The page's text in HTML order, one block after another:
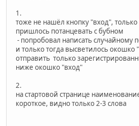
1.
тоже не нашёл кнопку "вход", только
пришлось потанцевать с бубном
- попробовал написать случайному
и только тогда высветилось окошко
отправить только
ниже окошко "вход"
2.
на стартовой странице
короткое, видно только 2-3 слова